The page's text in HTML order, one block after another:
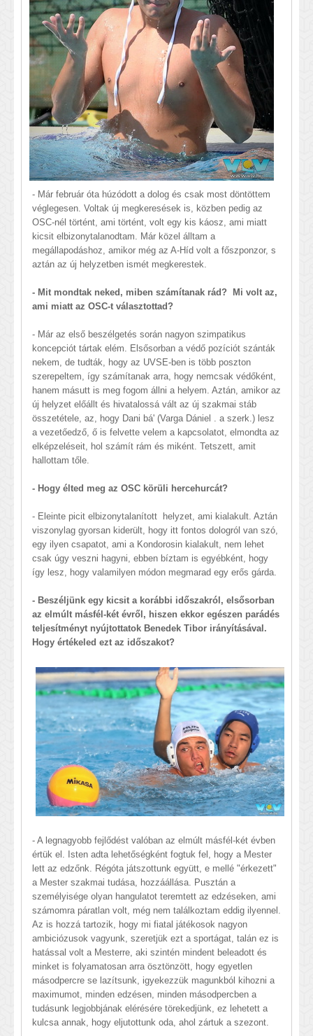
- Már február óta húzódott a dolog és csak most döntöttem
véglegesen. Voltak új megkeresések is, közben pedig az
OSC-nél történt, ami történt, volt egy kis káosz, ami miatt
kicsit elbizonytalanodtam. Már közel álltam a
megállapodáshoz, amikor még az A-Híd volt a főszponzor, s
aztán az új helyzetben ismét megkerestek.
- Mit mondtak neked, miben számítanak rád? Mi volt az,
ami miatt az OSC-t választottad?
- Már az első beszélgetés során nagyon szimpatikus
koncepciót tártak elém. Elsősorban a védő pozíciót szánták
nekem, de tudták, hogy az UVSE-ben is több poszton
szerepeltem, így számítanak arra, hogy nemcsak védőként,
hanem másutt is meg fogom állni a helyem. Aztán, amikor az
új helyzet előállt és hivatalossá vált az új szakmai stáb
összetétele, az, hogy Dani bá' (Varga Dániel . a szerk.) lesz
a vezetőedző, ő is felvette velem a kapcsolatot, elmondta az
elképzeléseit, hol számít rám és miként. Tetszett, amit
hallottam tőle.
- Hogy élted meg az OSC körüli hercehurcát?
- Eleinte picit elbizonytalanított helyzet, ami kialakult. Aztán
viszonylag gyorsan kiderült, hogy itt fontos dologról van szó,
egy ilyen csapatot, ami a Kondorosin kialakult, nem lehet
csak úgy veszni hagyni, ebben bíztam is egyébként, hogy
így lesz, hogy valamilyen módon megmarad egy erős gárda.
- Beszéljünk egy kicsit a korábbi időszakról, elsősorban
az elmúlt másfél-két évről, hiszen ekkor egészen parádés
teljesítményt nyújtottatok Benedek Tibor irányításával.
Hogy értékeled ezt az időszakot?
- A legnagyobb fejlődést valóban az elmúlt másfél-két évben
értük el. Isten adta lehetőségként fogtuk fel, hogy a Mester
lett az edzőnk. Régóta játszottunk együtt, e mellé "érkezett"
a Mester szakmai tudása, hozzáállása. Pusztán a
személyisége olyan hangulatot teremtett az edzéseken, ami
számomra páratlan volt, még nem találkoztam eddig ilyennel.
Az is hozzá tartozik, hogy mi fiatal játékosok nagyon
ambiciózusok vagyunk, szeretjük ezt a sportágat, talán ez is
hatással volt a Mesterre, aki szintén mindent beleadott és
minket is folyamatosan arra ösztönzött, hogy egyetlen
másodpercre se lazítsunk, igyekezzük magunkból kihozni a
maximumot, minden edzésen, minden másodpercben a
tudásunk legjobbjának elérésére törekedjünk, ez lehetett a
kulcsa annak, hogy eljutottunk oda, ahol zártuk a szezont.